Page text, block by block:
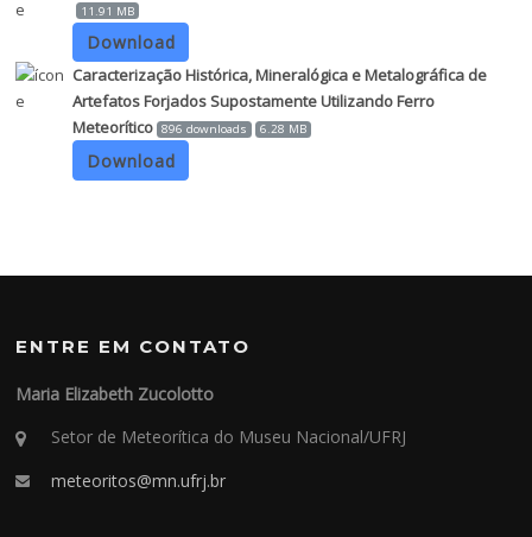
11.91 MB
Download
Caracterização Histórica, Mineralógica e Metalográfica de
Artefatos Forjados Supostamente Utilizando Ferro
Meteorítico 896 downloads 6.28 MB
Download
ENTRE EM CONTATO
Maria Elizabeth Zucolotto
Setor de Meteorítica do Museu Nacional/UFRJ
meteoritos@mn.ufrj.br